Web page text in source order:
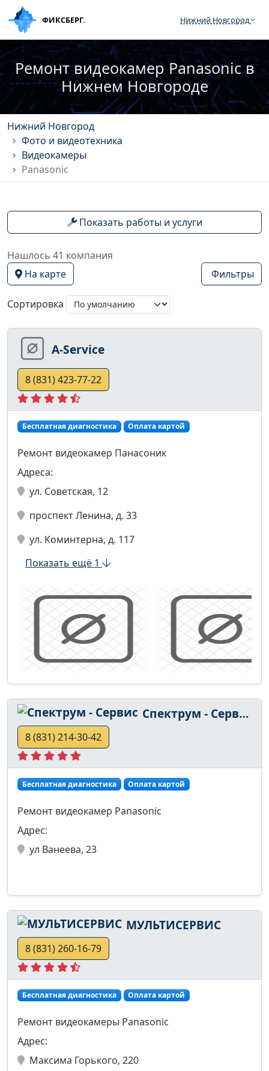
ФИКСБЕРГ. Нижний Новгород
Ремонт видеокамер Panasonic в
Нижнем Новгороде
Нижний Новгород
Фото и видеотехника
Видеокамеры
Panasonic
Показать работы и услуги
Нашлось 41 компания
На карте
Фильтры
Сортировка
A-Service
8 (831) 423-77-22
Бесплатная диагностика Оплата картой
Ремонт видеокамер Панасоник
Адреса:
ул. Советская, 12
проспект Ленина, д. 33
ул. Коминтерна, д. 117
Показать ещё 1
Спектрум - Сервис
8 (831) 214-30-42
Бесплатная диагностика Оплата картой
Ремонт видеокамер Panasonic
Адрес:
ул Ванеева, 23
МУЛЬТИСЕРВИС
8 (831) 260-16-79
Бесплатная диагностика Оплата картой
Ремонт видеокамеры Panasonic
Адрес:
Максима Горького, 220